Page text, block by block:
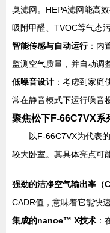
臭滤网。HEPA滤网能高
吸附甲醛、TVOC等气态
智能传感与自动运行：内
监测空气质量，并自动调
低噪音设计 ：考虑到家庭
常在静音模式下运行噪音
聚焦松下F-66C7VX系
以F-66C7VX为代表
较大卧室。其具体亮点可
强劲的洁净空气输出率（
CADR值，意味着它能快
集成的nanoe™ X技术 ：